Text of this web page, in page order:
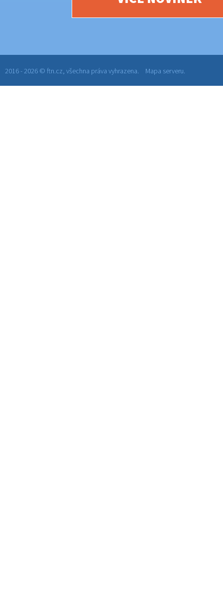
2016 - 2026 © ftn.cz, všechna práva vyhrazena. Mapa serveru.